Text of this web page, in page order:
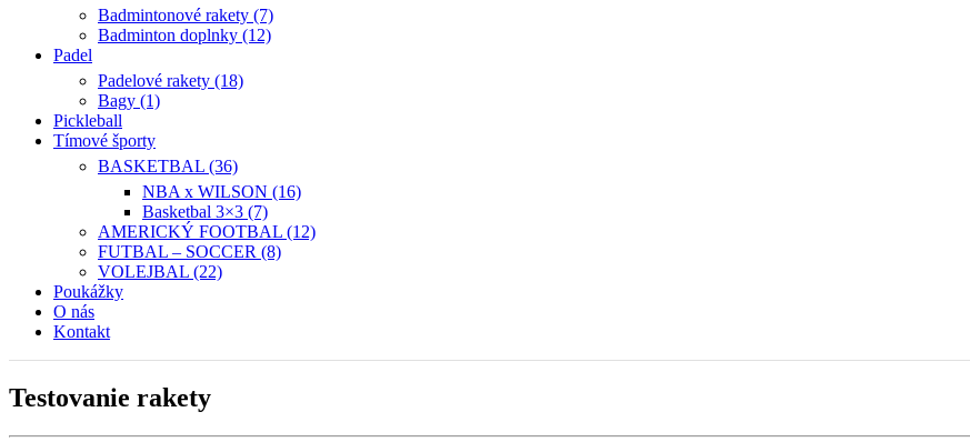
Badmintonové rakety (7)
Badminton doplnky (12)
Padel
Padelové rakety (18)
Bagy (1)
Pickleball
Tímové športy
BASKETBAL (36)
NBA x WILSON (16)
Basketbal 3×3 (7)
AMERICKÝ FOOTBAL (12)
FUTBAL – SOCCER (8)
VOLEJBAL (22)
Poukážky
O nás
Kontakt
Testovanie rakety